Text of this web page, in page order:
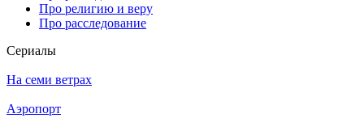
Про религию и веру
Про расследование
Се­риа­лы
На семи ветрах
Аэропорт